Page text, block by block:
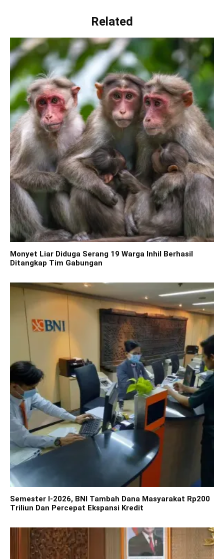
Related
Monyet Liar Diduga Serang 19 Warga Inhil Berhasil
Ditangkap Tim Gabungan
Semester I-2026, BNI Tambah Dana Masyarakat Rp200
Triliun Dan Percepat Ekspansi Kredit